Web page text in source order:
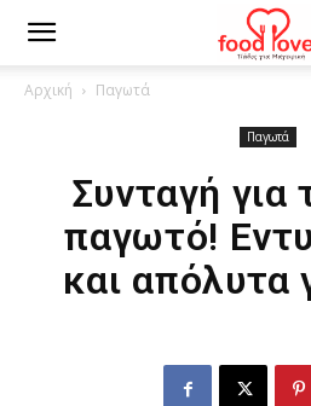
Αρχική Παγωτά
Παγωτά
Συνταγή για
παγωτό!
και απόλυτα